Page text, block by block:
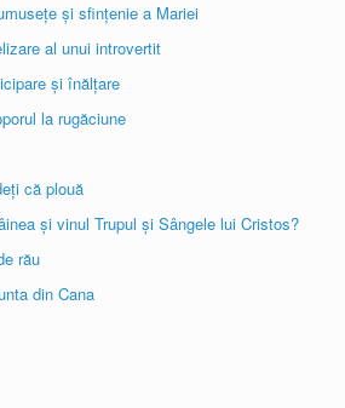
și sfințenie a Mariei
al unui introvertit
și înălțare
la rugăciune
că plouă
și vinul Trupul și Sângele lui Cristos?
rău
din Cana